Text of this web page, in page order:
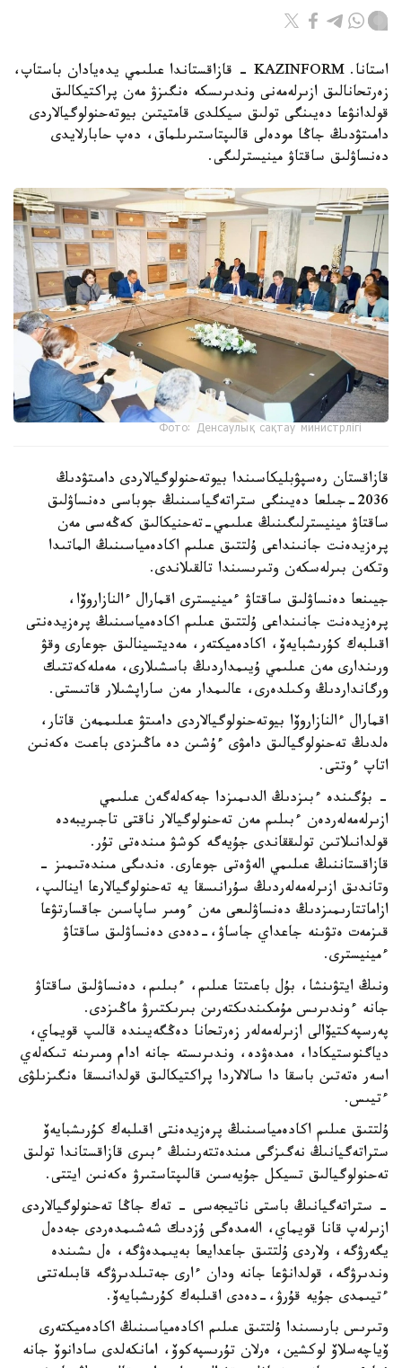
استانا. KAZINFORM - قازاقستاندا عىلىمي يدەيادان باستاپ،
زەرتحانالىق ازىرلەمەنى وندىرىسكە ەنگىزۋ مەن پراكتيكالىق
قولدانۋعا دەيىنگى تولىق سيكلدى قامتيتىن بيوتەحنولوگيالاردى
دامىتۋدىڭ جاڭا مودەلى قالىپتاستىرىلماق، دەپ حابارلايدى
دەنساۋلىق ساقتاۋ مينيسترلىگى.
Фото: Денсаулық сақтау министрлігі
قازاقستان رەسپۋبليكاسىندا بيوتەحنولوگيالاردى دامىتۋدىڭ
2036-جىلعا دەيىنگى ستراتەگياسىنىڭ جوباسى دەنساۋلىق
ساقتاۋ مينيسترلىگىنىڭ عىلىمي-تەحنيكالىق كەڭەسى مەن
پرەزيدەنت جانىنداعى ۇلتتىق عىلىم اكادەمياسىنىڭ الماتىدا
وتكەن بىرلەسكەن وتىرىسىندا تالقىلاندى.
جيىنعا دەنساۋلىق ساقتاۋ ءمينيسترى اقمارال ءالنازاروۆا،
پرەزيدەنت جانىنداعى ۇلتتىق عىلىم اكادەمياسىنىڭ پرەزيدەنتى
اقىلبەك كۇرىشبايەۆ، اكادەميكتەر، مەديتسينالىق جوعارى وقۋ
ورىندارى مەن عىلىمي ۇيىمداردىڭ باسشىلارى، مەملەكەتتىك
ورگانداردىڭ وكىلدەرى، عالىمدار مەن ساراپشىلار قاتىستى.
اقمارال ءالنازاروۆا بيوتەحنولوگيالاردى دامىتۋ عىلىممەن قاتار،
ەلدىڭ تەحنولوگيالىق دامۋى ءۇشىن دە ماڭىزدى باعىت ەكەنىن
اتاپ ءوتتى.
- بۇگىندە ءبىزدىڭ الدىمىزدا جەكەلەگەن عىلىمي
ازىرلەمەلەردەن ءبىلىم مەن تەحنولوگيالار ناقتى تاجىريبەدە
قولدانىلاتىن تولىققاندى جۇيەگە كوشۋ مىندەتى تۇر.
قازاقستاننىڭ عىلىمي الەۋەتى جوعارى. ەندىگى مىندەتىمىز -
وتاندىق ازىرلەمەلەردىڭ سۇرانىسقا يە تەحنولوگيالارعا اينالىپ،
ازاماتتارىمىزدىڭ دەنساۋلىعى مەن ءومىر ساپاسىن جاقسارتۋعا
قىزمەت ەتۋىنە جاعداي جاساۋ،-دەدى دەنساۋلىق ساقتاۋ
ءمينيسترى.
ونىڭ ايتۋىنشا، بۇل باعىتتا عىلىم، ءبىلىم، دەنساۋلىق ساقتاۋ
جانە ءوندىرىس مۇمكىندىكتەرىن بىرىكتىرۋ ماڭىزدى.
پەرسپەكتيۆالى ازىرلەمەلەر زەرتحانا دەڭگەيىندە قالىپ قويماي،
دياگنوستيكادا، ەمدەۋدە، وندىرىستە جانە ادام ومىرىنە تىكەلەي
اسەر ەتەتىن باسقا دا سالالاردا پراكتيكالىق قولدانىسقا ەنگىزىلۋى
ءتيىس.
ۇلتتىق عىلىم اكادەمياسىنىڭ پرەزيدەنتى اقىلبەك كۇرىشبايەۆ
ستراتەگيانىڭ نەگىزگى مىندەتتەرىنىڭ ءبىرى قازاقستاندا تولىق
تەحنولوگيالىق تسيكل جۇيەسىن قالىپتاستىرۋ ەكەنىن ايتتى.
- ستراتەگيانىڭ باستى ناتيجەسى - تەك جاڭا تەحنولوگيالاردى
ازىرلەپ قانا قويماي، الەمدەگى ۇزدىك شەشىمدەردى جەدەل
يگەرۋگە، ولاردى ۇلتتىق جاعدايعا بەيىمدەۋگە، ەل ىشىندە
وندىرۋگە، قولدانۋعا جانە ودان ءارى جەتىلدىرۋگە قابىلەتتى
ءتيىمدى جۇيە قۇرۋ،-دەدى اقىلبەك كۇرىشبايەۆ.
وتىرىس بارىسىندا ۇلتتىق عىلىم اكادەمياسىنىڭ اكادەميكتەرى
ۆياچەسلاۆ لوكشين، ەرلان تۇرىسپەكوۆ، امانكەلدى سادانوۆ جانە